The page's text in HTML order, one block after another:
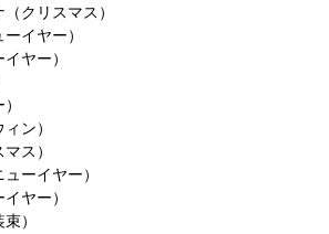
クリスマス）
イヤー）
ヤー）
ン）
ス）
ーイヤー）
ヤー）
）